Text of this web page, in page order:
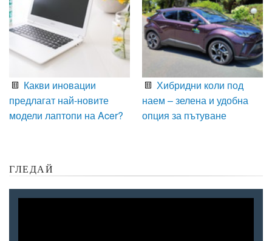
Какви иновации
предлагат най-новите
модели лаптопи на Acer?
Хибридни коли под
наем – зелена и удобна
опция за пътуване
ГЛЕДАЙ